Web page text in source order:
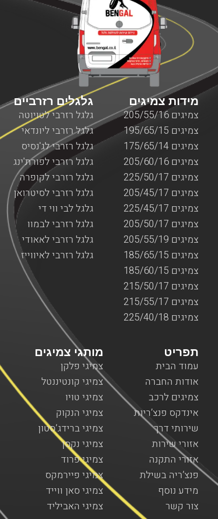
גלגלים רזרביים
גלגל רזרבי לטויוטה
גלגל רזרבי ליונדאי
גלגל רזרבי לג'נסיס
גלגל רזרבי לפורת'ינג
גלגל רזרבי לקופרה
גלגל רזרבי לסיטרואן
גלגל לבי ווי די
גלגל רזרבי לבמוו
גלגל רזרבי לאאודי
גלגל רזרבי לאיווייז
מידות צמיגים
צמיגים 205/55/16
צמיגים 195/65/15
צמיגים 175/65/14
צמיגים 205/60/16
צמיגים 225/50/17
צמיגים 205/45/17
צמיגים 225/45/17
צמיגים 205/50/17
צמיגים 205/55/19
צמיגים 185/65/15
צמיגים 185/60/15
צמיגים 215/50/17
צמיגים 215/55/17
צמיגים 225/40/18
מותגי צמיגים
צמיגי פלקן
צמיגי קונטיננטל
צמיגי טויו
צמיגי הנקוק
צמיגי ברידג’סטון
צמיגי נקסן
צמיגי פרוד
צמיגי פיירמקס
צמיגי סאן ווייד
צמיגי האביליד
תפריט
עמוד הבית
אודות החברה
צמיגים לרכב
אינדקס פנצ’ריות
שירותי דרך
אזורי שירות
אזורי התקנה
פנצ’ריה בשילת
מידע נוסף
צור קשר